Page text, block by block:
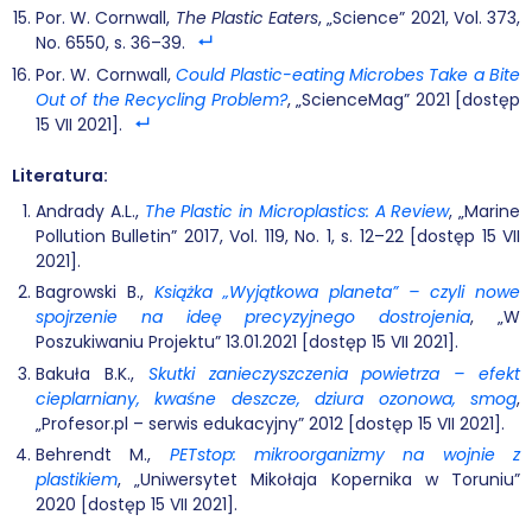
Por. W. Cornwall, The Plastic Eaters, „Science” 2021, Vol. 373,
No. 6550, s. 36–39.
Por. W. Cornwall,Could Plastic-eating Microbes Take a Bite
Out of the Recycling Problem?, „ScienceMag” 2021 [dostęp
15 VII 2021].
Literatura:
Andrady A.L., The Plastic in Microplastics: A Review, „Marine
Pollution Bulletin” 2017, Vol. 119, No. 1, s. 12–22 [dostęp 15 VII
2021].
Bagrowski B., Książka „Wyjątkowa planeta” – czyli nowe
spojrzenie na ideę precyzyjnego dostrojenia, „W
Poszukiwaniu Projektu” 13.01.2021 [dostęp 15 VII 2021].
Bakuła B.K., Skutki zanieczyszczenia powietrza – efekt
cieplarniany, kwaśne deszcze, dziura ozonowa, smog,
„Profesor.pl – serwis edukacyjny” 2012 [dostęp 15 VII 2021].
Behrendt M., PETstop: mikroorganizmy na wojnie z
plastikiem, „Uniwersytet Mikołaja Kopernika w Toruniu”
2020 [dostęp 15 VII 2021].